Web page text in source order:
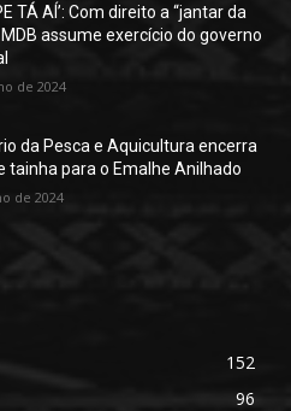
TÁ AÍ’: Com direito a “jantar da
MDB assume exercício do governo
de 2024
da Pesca e Aquicultura encerra
tainha para o Emalhe Anilhado
de 2024
152
96